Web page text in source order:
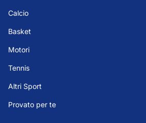
Calcio
Basket
Motori
Tennis
Altri Sport
Provato per te